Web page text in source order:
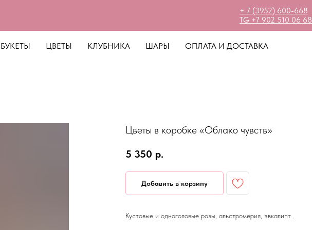
+ 7 (3952) 600-668
TG +7 902 510 06 68
БУКЕТЫ ЦВЕТЫ КЛУБНИКА ШАРЫ ОПЛАТА И ДОСТАВКА
Цветы в коробке «Облако чувств»
5 350 р.
Добавить в корзину
Кустовые и одноголовые розы, альстромерия, эвкалипт .